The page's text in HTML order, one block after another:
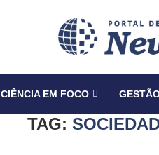
CIÊNCIA EM FOCO
TAG: